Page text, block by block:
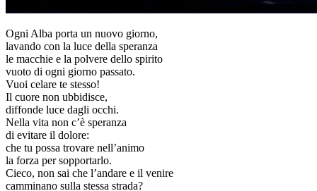
Ogni Alba porta un nuovo giorno,
lavando con la luce della speranza
le macchie e la polvere dello spirito
vuoto di ogni giorno passato.
Vuoi celare te stesso!
Il cuore non ubbidisce,
diffonde luce dagli occhi.
Nella vita non c’è speranza
di evitare il dolore:
che tu possa trovare nell’animo
la forza per sopportarlo.
Cieco, non sai che l’andare e il venire
camminano sulla stessa strada?